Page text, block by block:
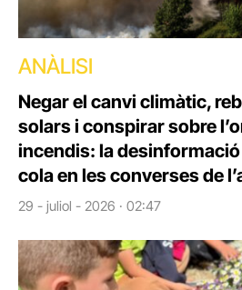
ANÀLISI
Negar el canvi climàtic,
solars i conspirar sobre
incendis: la desinformació
cola en les converses de
29 - juliol - 2026 · 02:47